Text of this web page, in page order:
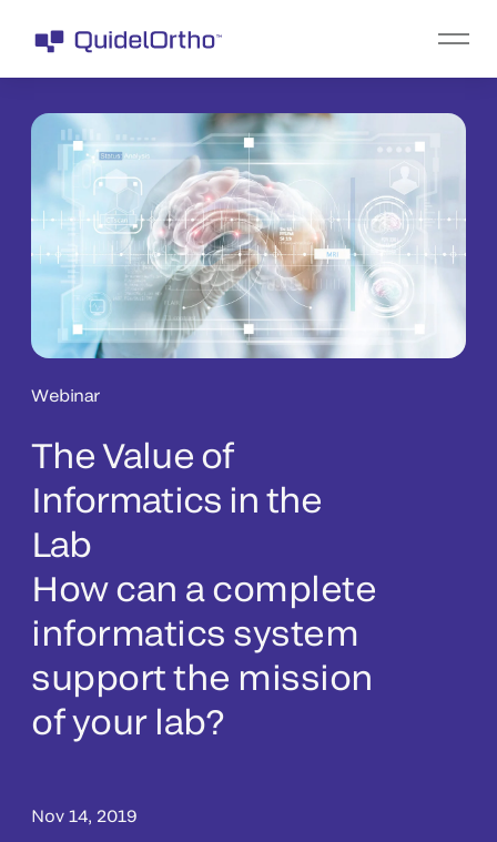
Webinar
The Value of
Informatics in the
Lab
How can a complete
informatics system
support the mission
of your lab?
Nov 14, 2019